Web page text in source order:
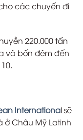
các chuyến đi
220.000 tấn
và bốn đêm đến
International sẽ
Châu Mỹ Latinh